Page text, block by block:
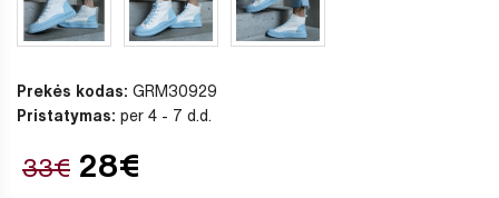
Prekės kodas: GRM30929
Pristatymas: per 4 - 7 d.d.
33€ 28€